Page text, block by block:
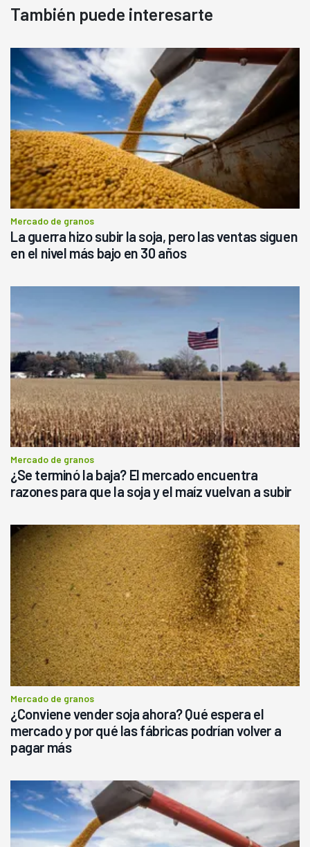
También puede interesarte
Mercado de granos
La guerra hizo subir la soja, pero las ventas siguen
en el nivel más bajo en 30 años
Mercado de granos
¿Se terminó la baja? El mercado encuentra
razones para que la soja y el maíz vuelvan a subir
Mercado de granos
¿Conviene vender soja ahora? Qué espera el
mercado y por qué las fábricas podrían volver a
pagar más